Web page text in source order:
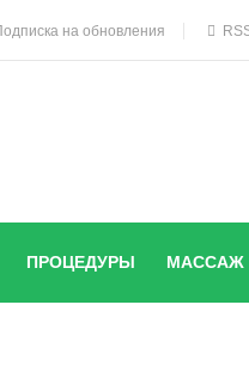
на обновления
ПРОЦЕДУРЫ МАССАЖ